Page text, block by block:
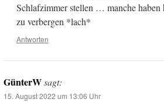
Schlafzimmer stellen … manche
zu verbergen *lach*
Antworten
GünterWsagt:
15. August 2022 um 13:06 Uhr